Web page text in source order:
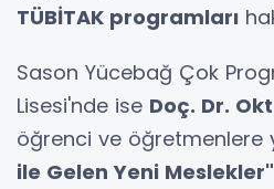
TÜBİTAK programları
Sason Yücebağ Çok
Lisesi'nde ise Doç. Dr.
öğrenci ve öğretmenlere
ile Gelen Yeni Meslekler"